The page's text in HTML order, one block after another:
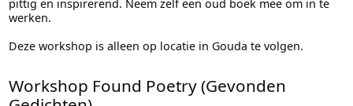
pittig en inspirerend. Neem zelf een oud boek mee om in te
werken.
Deze workshop is alleen op locatie in Gouda te volgen.
Workshop Found Poetry (Gevonden